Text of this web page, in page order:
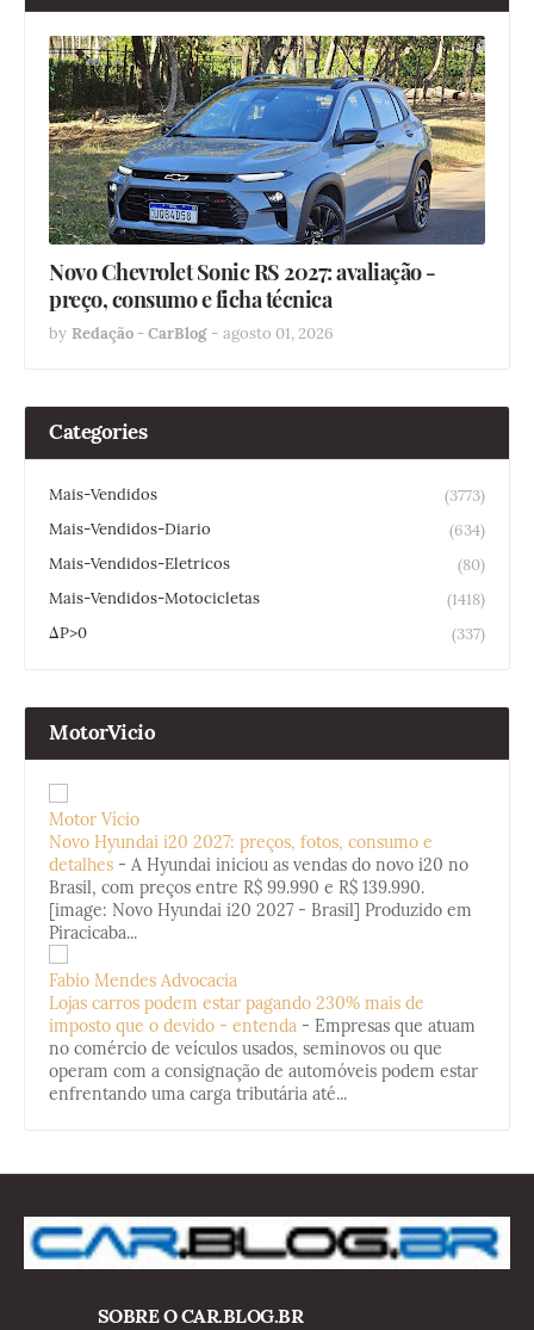
Novo Chevrolet Sonic RS 2027: avaliação -
preço, consumo e ficha técnica
by Redação - CarBlog - agosto 01, 2026
Categories
Mais-Vendidos
(3773)
Mais-Vendidos-Diario
(634)
Mais-Vendidos-Eletricos
(80)
Mais-Vendidos-Motocicletas
(1418)
ΔP>0
(337)
MotorVicio
Motor Vício
Novo Hyundai i20 2027: preços, fotos, consumo e
detalhes - A Hyundai iniciou as vendas do novo i20 no
Brasil, com preços entre R$ 99.990 e R$ 139.990.
[image: Novo Hyundai i20 2027 - Brasil] Produzido em
Piracicaba...
Fabio Mendes Advocacia
Lojas carros podem estar pagando 230% mais de
imposto que o devido - entenda - Empresas que atuam
no comércio de veículos usados, seminovos ou que
operam com a consignação de automóveis podem estar
enfrentando uma carga tributária até...
SOBRE O CAR.BLOG.BR